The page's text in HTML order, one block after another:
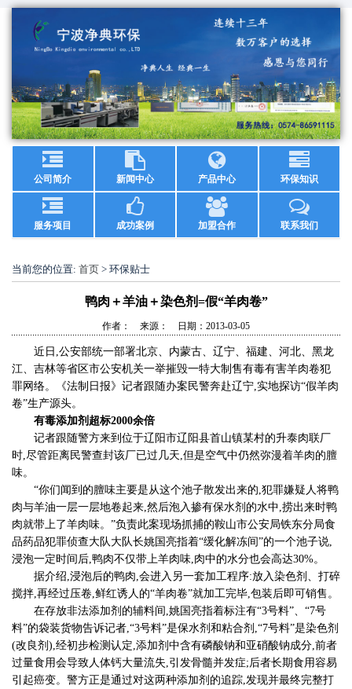
公司简介 新闻中心 产品中心 环保知识
服务项目 成功案例 加盟合作 联系我们
当前您的位置: 首页 > 环保贴士
鸭肉＋羊油＋染色剂=假“羊肉卷”
作者： 来源： 日期：2013-03-05
近日,公安部统一部署北京、内蒙古、辽宁、福建、河北、黑龙
江、吉林等省区市公安机关一举摧毁一特大制售有毒有害羊肉卷犯
罪网络。《法制日报》记者跟随办案民警奔赴辽宁,实地探访“假羊肉
卷”生产源头。
有毒添加剂超标2000余倍
记者跟随警方来到位于辽阳市辽阳县首山镇某村的升泰肉联厂
时,尽管距离民警查封该厂已过几天,但是空气中仍然弥漫着羊肉的膻
味。
“你们闻到的膻味主要是从这个池子散发出来的,犯罪嫌疑人将鸭
肉与羊油一层一层地卷起来,然后泡入掺有保水剂的水中,捞出来时鸭
肉就带上了羊肉味。”负责此案现场抓捕的鞍山市公安局铁东分局食
品药品犯罪侦查大队大队长姚国亮指着“缓化解冻间”的一个池子说,
浸泡一定时间后,鸭肉不仅带上羊肉味,肉中的水分也会高达30%。
据介绍,浸泡后的鸭肉,会进入另一套加工程序:放入染色剂、打碎
搅拌,再经过压卷,鲜红诱人的“羊肉卷”就加工完毕,包装后即可销售。
在存放非法添加剂的辅料间,姚国亮指着标注有“3号料”、“7号
料”的袋装货物告诉记者,“3号料”是保水剂和粘合剂,“7号料”是染色剂
(改良剂),经初步检测认定,添加剂中含有磷酸钠和亚硝酸钠成分,前者
过量食用会导致人体钙大量流失,引发骨髓并发症;后者长期食用容易
引起癌变。警方正是通过对这两种添加剂的追踪,发现并最终完整打